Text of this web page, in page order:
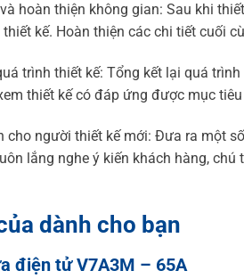
hoàn thiện không gian: Sau khi
kế. Hoàn thiện các chi tiết cuối
trình thiết kế: Tổng kết lại quá
thiết kế có đáp ứng được mục
cho người thiết kế mới: Đưa ra một
lắng nghe ý kiến khách hàng,
dành cho bạn
điện tử V7A3M – 65A